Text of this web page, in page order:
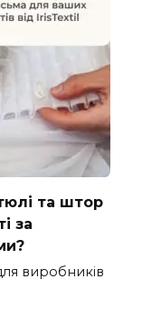
та штор
за
виробників